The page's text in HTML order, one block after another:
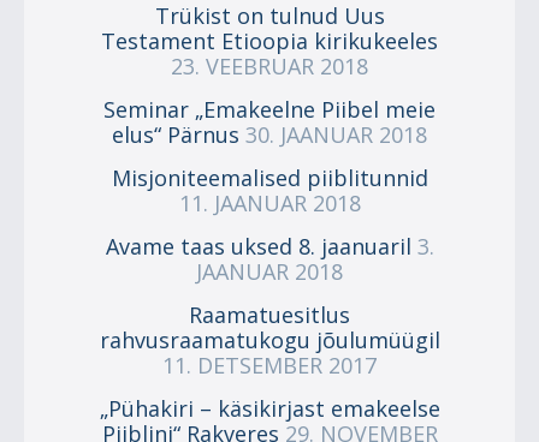
Trükist on tulnud Uus
Testament Etioopia kirikukeeles
23. VEEBRUAR 2018
Seminar „Emakeelne Piibel meie
elus“ Pärnus 30. JAANUAR 2018
Misjoniteemalised piiblitunnid
11. JAANUAR 2018
Avame taas uksed 8. jaanuaril 3.
JAANUAR 2018
Raamatuesitlus
rahvusraamatukogu jõulumüügil
11. DETSEMBER 2017
„Pühakiri – käsikirjast emakeelse
Piiblini“ Rakveres 29. NOVEMBER